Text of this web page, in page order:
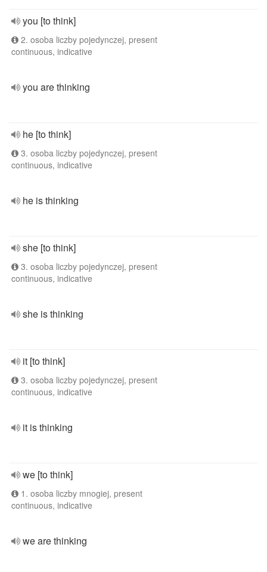
you [to think]
2. osoba liczby pojedynczej, present
continuous, indicative
you are thinking
he [to think]
3. osoba liczby pojedynczej, present
continuous, indicative
he is thinking
she [to think]
3. osoba liczby pojedynczej, present
continuous, indicative
she is thinking
it [to think]
3. osoba liczby pojedynczej, present
continuous, indicative
it is thinking
we [to think]
1. osoba liczby mnogiej, present
continuous, indicative
we are thinking